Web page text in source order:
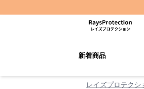
新着商品
レイズプロテクシ